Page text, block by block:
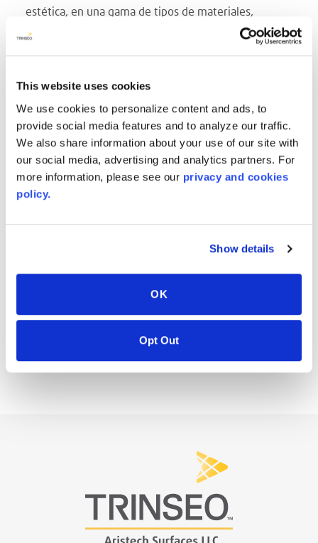
This website uses cookies
We use cookies to personalize content and ads, to
provide social media features and to analyze our traffic.
We also share information about your use of our site with
our social media, advertising and analytics partners. For
more information, please see our privacy and cookies
policy.
Show details
OK
Opt Out
estética, en una gama de tipos de materiales,
directamente junto a nuestros clientes ha
Tenemos más de 100 años de experiencia combinada
en nuestro laboratorio de color de I+D, tráenos tu
desafío para satisfacer las necesidades específicas de
tus clientes y nosotros simplemente te
proporcionaremos el resultado.
Para obtener más detalles sobre este programa y las